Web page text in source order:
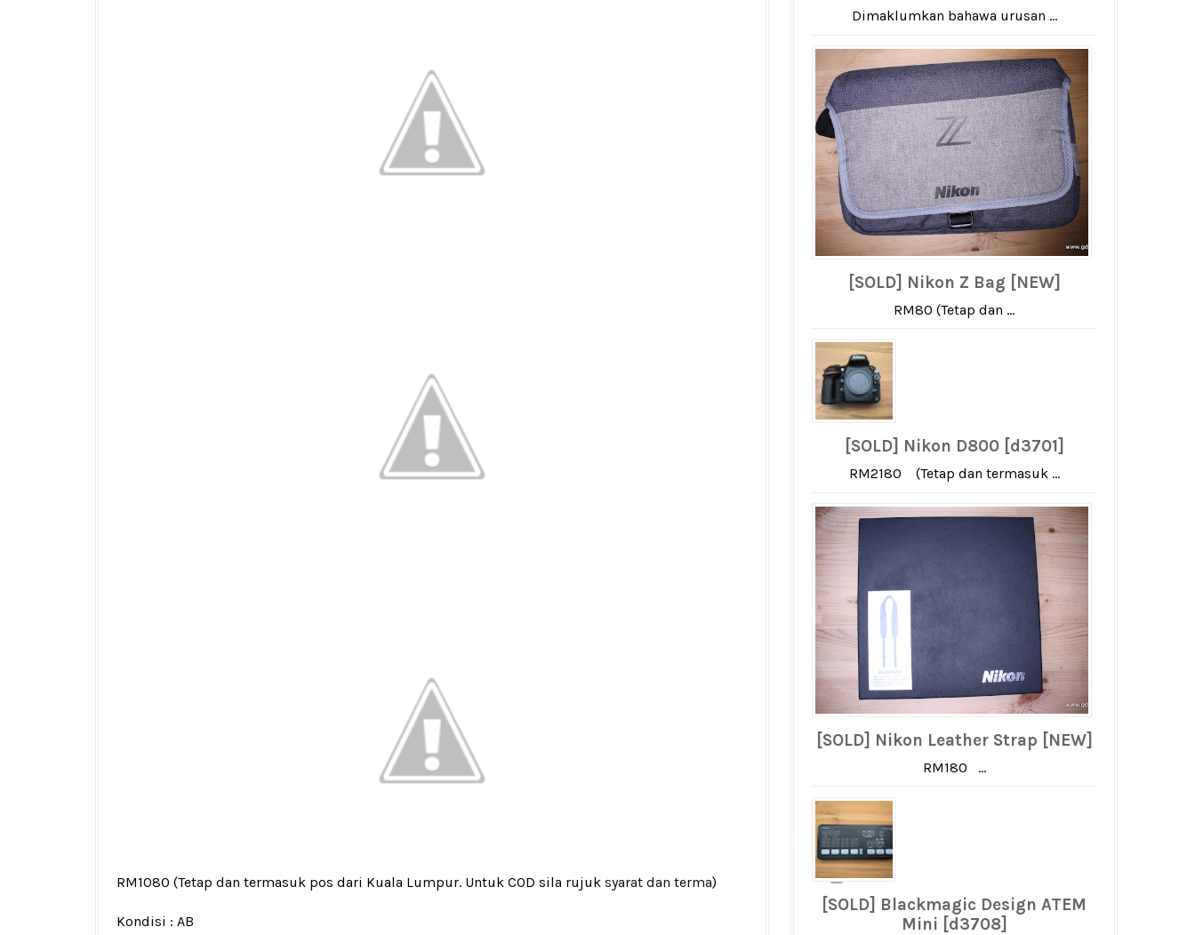
RM1080 (Tetap dan termasuk pos dari Kuala Lumpur. Untuk COD sila rujuk syarat dan terma)
Kondisi : AB
Dimaklumkan bahawa urusan ...
[SOLD] Nikon Z Bag [NEW]
RM80 (Tetap dan ...
[SOLD] Nikon D800 [d3701]
RM2180 (Tetap dan termasuk ...
[SOLD] Nikon Leather Strap [NEW]
RM180 ...
[SOLD] Blackmagic Design ATEM
Mini [d3708]